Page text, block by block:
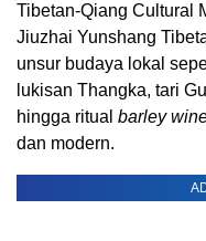
Tibetan-Qiang Cultural
Jiuzhai Yunshang
unsur budaya lokal
lukisan Thangka, tari
hingga ritual barley
dan modern.